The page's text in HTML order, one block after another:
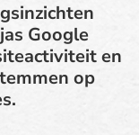
Google
en
op